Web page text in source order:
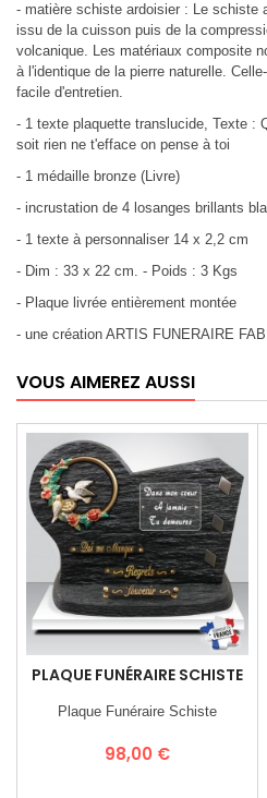
- matière schiste ardoisier : Le schiste
issu de la cuisson puis de la
volcanique. Les matériaux composite
à l'identique de la pierre naturelle.
facile d'entretien.
- 1 texte plaquette translucide, Texte :
soit rien ne t'efface on pense à toi
- 1 médaille bronze (Livre)
- incrustation de 4 losanges brillants
- 1 texte à personnaliser 14 x 2,2 cm
- Dim : 33 x 22 cm. - Poids : 3 Kgs
- Plaque livrée entièrement montée
- une création ARTIS FUNERAIRE
VOUS AIMEREZ AUSSI
PLAQUE FUNÉRAIRE SCHISTE
Plaque Funéraire Schiste
Prix
98,00 €